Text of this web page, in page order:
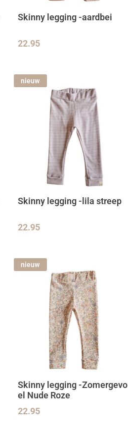
Skinny legging -aardbei
22.95
nieuw
Skinny legging -lila streep
22.95
nieuw
Skinny legging -Zomergevo
el Nude Roze
22.95